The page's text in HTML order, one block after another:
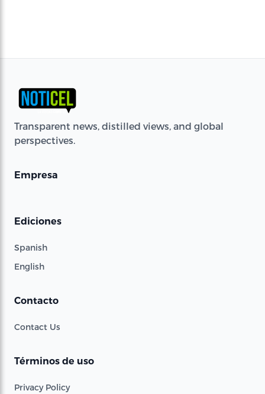
Transparent news, distilled views, and global
perspectives.
Empresa
Ediciones
Spanish
English
Contacto
Contact Us
Términos de uso
Privacy Policy